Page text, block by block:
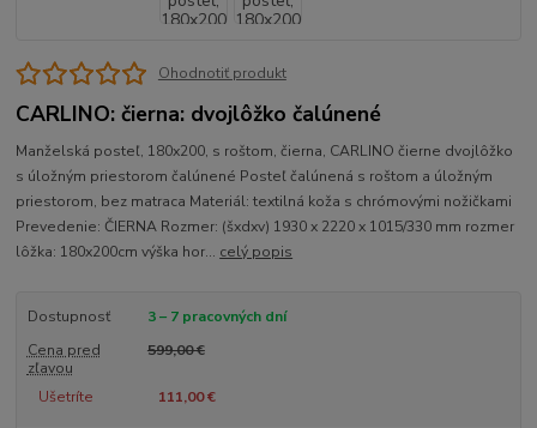
Ohodnotiť produkt
CARLINO: čierna: dvojlôžko čalúnené
Manželská posteľ, 180x200, s roštom, čierna, CARLINO čierne dvojlôžko
s úložným priestorom čalúnené Posteľ čalúnená s roštom a úložným
priestorom, bez matraca Materiál: textilná koža s chrómovými nožičkami
Prevedenie: ČIERNA Rozmer: (šxdxv) 1930 x 2220 x 1015/330 mm rozmer
lôžka: 180x200cm výška hor... celý popis
Dostupnosť
3 – 7 pracovných dní
Cena pred
zľavou
599,00 €
Ušetríte 111,00 €